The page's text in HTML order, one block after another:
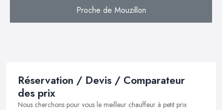
Proche de Mouzillon
Réservation / Devis / Comparateur
des prix
Nous cherchons pour vous le meilleur chauffeur à petit prix